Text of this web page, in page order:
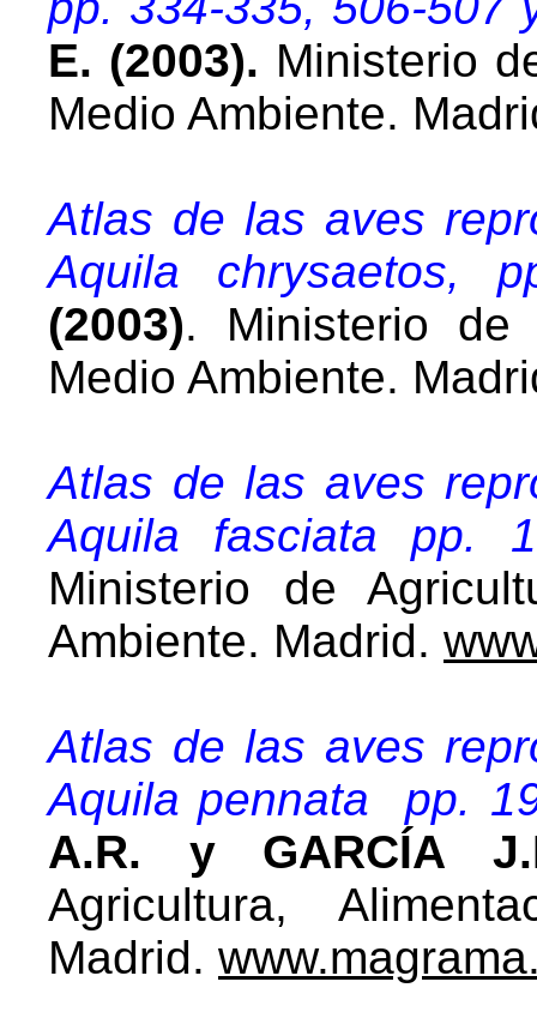
E. (2003). Ministerio
Medio Ambiente.
Atlas de las aves
Aquila chrysaetos,
(2003). Ministerio de
Medio Ambiente.
Atlas de las aves
Aquila fasciata pp.
Ministerio de
Ambiente. Madrid.
Atlas de las aves
Aquila pennata pp.
A.R. y GARCÍA
Agricultura,
Madrid.